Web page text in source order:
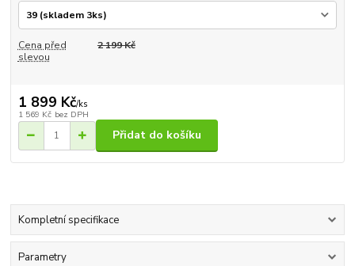
Cena před
slevou
2 199 Kč
1 899 Kč/ks
1 569 Kč bez DPH
Přidat do košíku
Kompletní specifikace
Parametry